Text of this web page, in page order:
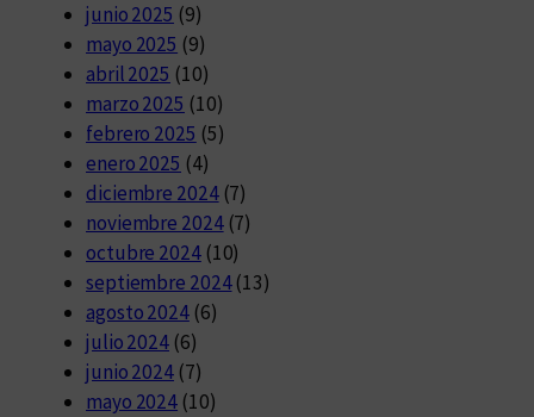
junio 2025 (9)
mayo 2025 (9)
abril 2025 (10)
marzo 2025 (10)
febrero 2025 (5)
enero 2025 (4)
diciembre 2024(7)
noviembre 2024(7)
octubre 2024(10)
septiembre 2024(13)
agosto 2024(6)
julio 2024 (6)
junio 2024 (7)
mayo 2024 (10)